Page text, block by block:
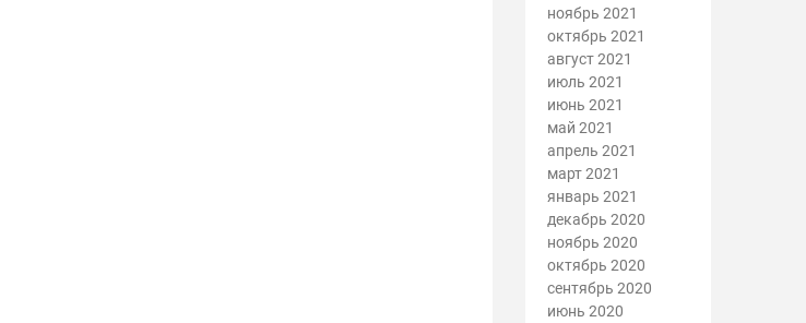
ноябрь 2021
октябрь 2021
август 2021
июль 2021
июнь 2021
май 2021
апрель 2021
март 2021
январь 2021
декабрь 2020
ноябрь 2020
октябрь 2020
сентябрь 2020
июнь 2020